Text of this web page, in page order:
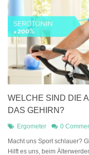
WELCHE SIND DIE
DAS GEHIRN?
Ergometer 0
Macht uns Sport schlauer?
Hilft es uns, beim